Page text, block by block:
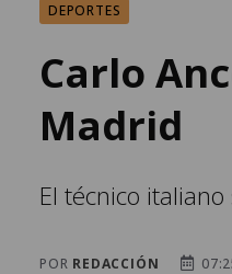
DEPORTES
Carlo
Madrid
El técnico
POR REDACCIÓN